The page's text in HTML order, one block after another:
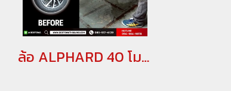
ล้อ ALPHARD 40 โมดิฟายใส่ ALPHARD 30